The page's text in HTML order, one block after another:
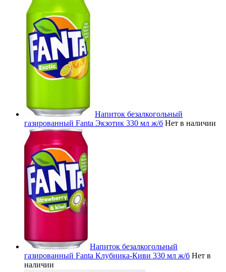
Напиток безалкогольный
газированный Fanta Экзотик 330 мл ж/б Нет в наличии
Напиток безалкогольный
газированный Fanta Клубника-Киви 330 мл ж/б Нет в
наличии